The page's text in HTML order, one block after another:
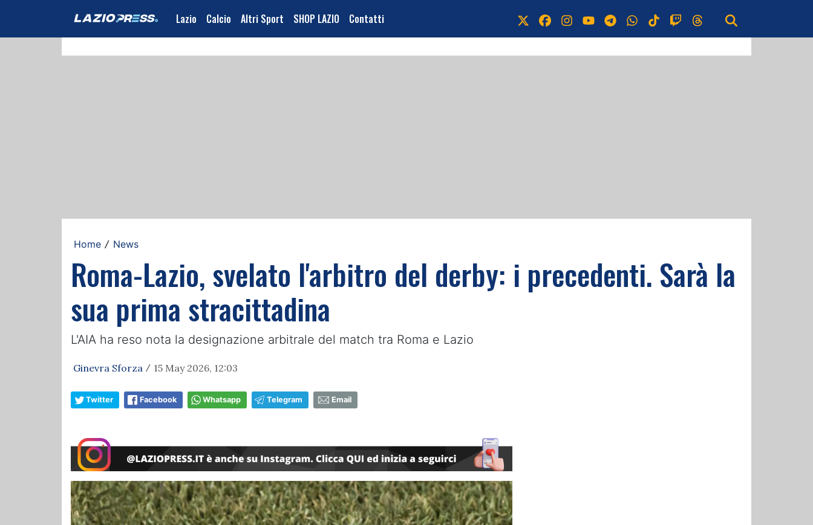
Lazio Calcio Altri Sport SHOP LAZIO Contatti
Home / News
Roma-Lazio, svelato l'arbitro del derby: i precedenti. Sarà la
sua prima stracittadina
L'AIA ha reso nota la designazione arbitrale del match tra Roma e Lazio
Ginevra Sforza / 15 May 2026, 12:03
Twitter Facebook Whatsapp Telegram Email